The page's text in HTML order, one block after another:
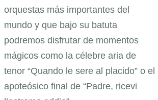
orquestas más importantes del
mundo y que bajo su batuta
podremos disfrutar de momentos
mágicos como la célebre aria de
tenor “Quando le sere al placido” o el
apoteósico final de “Padre, ricevi